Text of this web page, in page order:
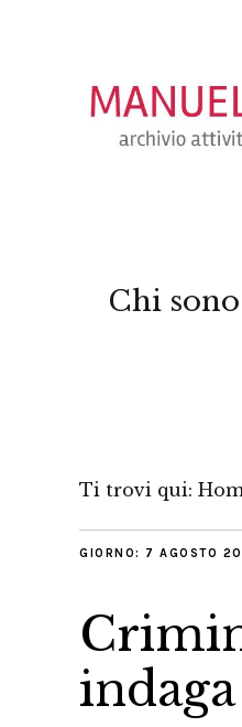
Chi sono
Ti trovi qui:
GIORNO: 7 AGOSTO
indaga